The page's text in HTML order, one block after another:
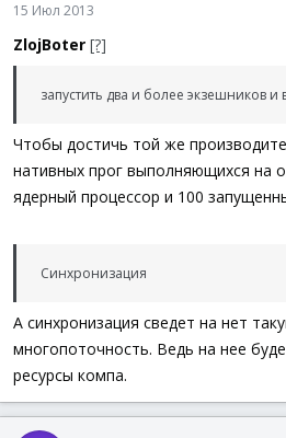
15 Июл 2013
ZlojBoter [?]
запустить два и более экзешников
Чтобы достичь той же
нативных прог выполняющихся на
ядерный процессор и 100
Синхронизация
А синхронизация сведет на нет
многопоточность. Ведь на нее
ресурсы компа.